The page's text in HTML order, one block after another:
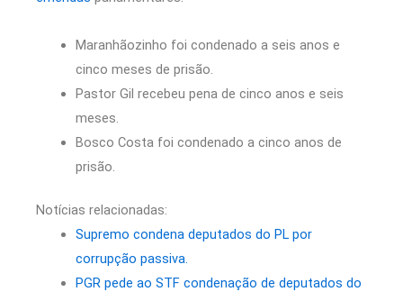
Maranhãozinho foi condenado a seis anos e
cinco meses de prisão.
Pastor Gil recebeu pena de cinco anos e seis
meses.
Bosco Costa foi condenado a cinco anos de
prisão.
Notícias relacionadas:
Supremo condena deputados do PL por
corrupção passiva.
PGR pede ao STF condenação de deputados do